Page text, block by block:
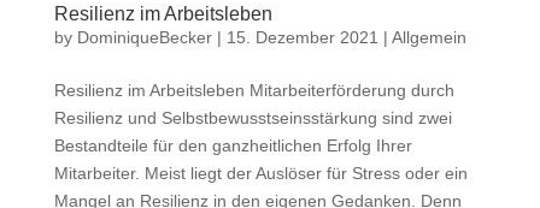
Resilienz im Arbeitsleben
by DominiqueBecker| 15. Dezember 2021 | Allgemein
Resilienz im Arbeitsleben Mitarbeiterförderung durch
Resilienz und Selbstbewusstseinsstärkung sind zwei
Bestandteile für den ganzheitlichen Erfolg Ihrer
Mitarbeiter. Meist liegt der Auslöser für Stress oder ein
Mangel an Resilienz in den eigenen Gedanken. Denn